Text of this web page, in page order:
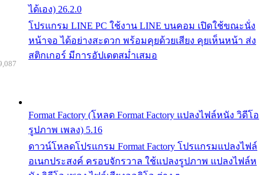
ได้เอง) 26.2.0
โปรแกรม LINE PC ใช้งาน LINE บนคอม เปิดใช้ขณะนั่ง
หน้าจอ ได้อย่างสะดวก พร้อมคุยด้วยเสียง คุยเห็นหน้า ส่ง
สติกเกอร์ มีการอัปเดตสม่ำเสมอ
Format Factory (โหลด Format Factory แปลงไฟล์หนัง วิดีโอ
รูปภาพ เพลง) 5.16
ดาวน์โหลดโปรแกรม Format Factory โปรแกรมแปลงไฟล์
อเนกประสงค์ ครอบจักรวาล ใช้แปลงรูปภาพ แปลงไฟล์ห